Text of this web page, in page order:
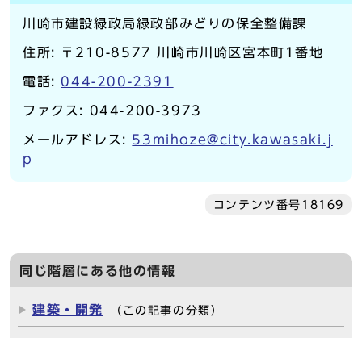
川崎市建設緑政局緑政部みどりの保全整備課
住所: 〒210-8577 川崎市川崎区宮本町1番地
電話: 044-200-2391
ファクス: 044-200-3973
メールアドレス: 53mihoze@city.kawasaki.j
p
コンテンツ番号18169
同じ階層にある他の情報
建築・開発 （この記事の分類）